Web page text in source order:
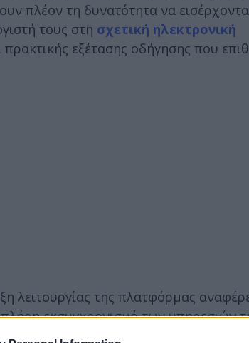
πλέον τη δυνατότητα να
τους στη σχετική ηλεκτρονική
εξέτασης οδήγησης που
λειτουργίας της πλατφόρμας
εκσυγχρονισμό των υπηρεσιών
εξετάσεων για τους